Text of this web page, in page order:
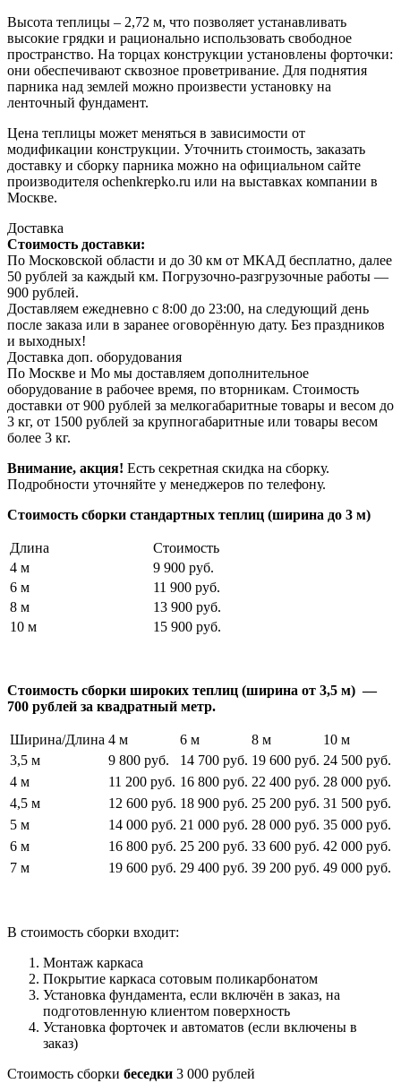
Высота теплицы – 2,72 м, что позволяет устанавливать
высокие грядки и рационально использовать свободное
пространство. На торцах конструкции установлены форточки:
они обеспечивают сквозное проветривание. Для поднятия
парника над землей можно произвести установку на
ленточный фундамент.
Цена теплицы может меняться в зависимости от
модификации конструкции. Уточнить стоимость, заказать
доставку и сборку парника можно на официальном сайте
производителя ochenkrepko.ru или на выставках компании в
Москве.
Доставка
Стоимость доставки:
По Московской области и до 30 км от МКАД бесплатно, далее
50 рублей за каждый км. Погрузочно-разгрузочные работы —
900 рублей.
Доставляем ежедневно с 8:00 до 23:00, на следующий день
после заказа или в заранее оговорённую дату. Без праздников
и выходных!
Доставка доп. оборудования
По Москве и Мо мы доставляем дополнительное
оборудование в рабочее время, по вторникам. Стоимость
доставки от 900 рублей за мелкогабаритные товары и весом до
3 кг, от 1500 рублей за крупногабаритные или товары весом
более 3 кг.
Внимание, акция! Есть секретная скидка на сборку.
Подробности уточняйте у менеджеров по телефону.
Стоимость сборки стандартных теплиц (ширина до 3 м)
Длина
Стоимость
4 м
9 900 руб.
6 м
11 900 руб.
8 м
13 900 руб.
10 м
15 900 руб.
Стоимость сборки широких теплиц (ширина от 3,5 м) —
700 рублей за квадратный метр.
Ширина/Длина 4 м 6 м 8 м
10 м
3,5 м
9 800 руб. 14 700 руб. 19 600 руб. 24 500 руб.
4 м
11 200 руб. 16 800 руб. 22 400 руб. 28 000 руб.
4,5 м
12 600 руб. 18 900 руб. 25 200 руб. 31 500 руб.
5 м
14 000 руб. 21 000 руб. 28 000 руб. 35 000 руб.
6 м
16 800 руб. 25 200 руб. 33 600 руб. 42 000 руб.
7 м
19 600 руб. 29 400 руб. 39 200 руб. 49 000 руб.
В стоимость сборки входит:
Монтаж каркаса
Покрытие каркаса сотовым поликарбонатом
Установка фундамента, если включён в заказ, на
подготовленную клиентом поверхность
Установка форточек и автоматов (если включены в
заказ)
Стоимость сборки беседки 3 000 рублей